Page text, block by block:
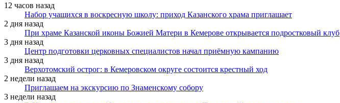
12 часов назад
Набор учащихся в воскресную школу: приход Казанского храма приглашает
2 дня назад
При храме Казанской иконы Божией Матери в Кемерове открывается подростковый клуб
3 дня назад
Центр подготовки церковных специалистов начал приёмную кампанию
3 дня назад
Верхотомский острог: в Кемеровском округе состоится крестный ход
2 недели назад
Приглашаем на экскурсию по Знаменскому собору
3 недели назад